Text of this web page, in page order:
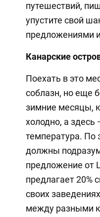
путешествий,
упустите свой
предложениями
Канарские
Поехать в это
соблазн, но еще
зимние месяцы,
холодно, а здесь
температура. По
должны
предложение от
предлагает 20%
своих
между разными